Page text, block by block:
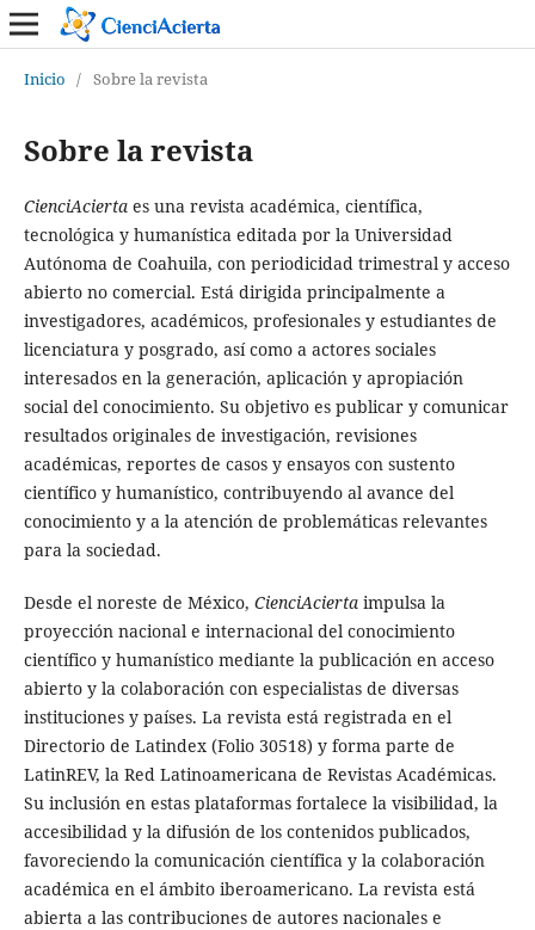
Inicio / Sobre la revista
Sobre la revista
CienciAciertaes una revista académica, científica,
tecnológica y humanística editada por la Universidad
Autónoma de Coahuila, con periodicidad trimestral y acceso
abierto no comercial. Está dirigida principalmente a
investigadores, académicos, profesionales y estudiantes de
licenciatura y posgrado, así como a actores sociales
interesados en la generación, aplicación y apropiación
social del conocimiento. Su objetivo es publicar y comunicar
resultados originales de investigación, revisiones
académicas, reportes de casos y ensayos con sustento
científico y humanístico, contribuyendo al avance del
conocimiento y a la atención de problemáticas relevantes
para la sociedad.
Desde el noreste de México, CienciAciertaimpulsa la
proyección nacional e internacional del conocimiento
científico y humanístico mediante la publicación en acceso
abierto y la colaboración con especialistas de diversas
instituciones y países. La revista está registrada en el
Directorio de Latindex (Folio 30518) y forma parte de
LatinREV, la Red Latinoamericana de Revistas Académicas.
Su inclusión en estas plataformas fortalece la visibilidad, la
accesibilidad y la difusión de los contenidos publicados,
favoreciendo la comunicación científica y la colaboración
académica en el ámbito iberoamericano. La revista está
abierta a las contribuciones de autores nacionales e